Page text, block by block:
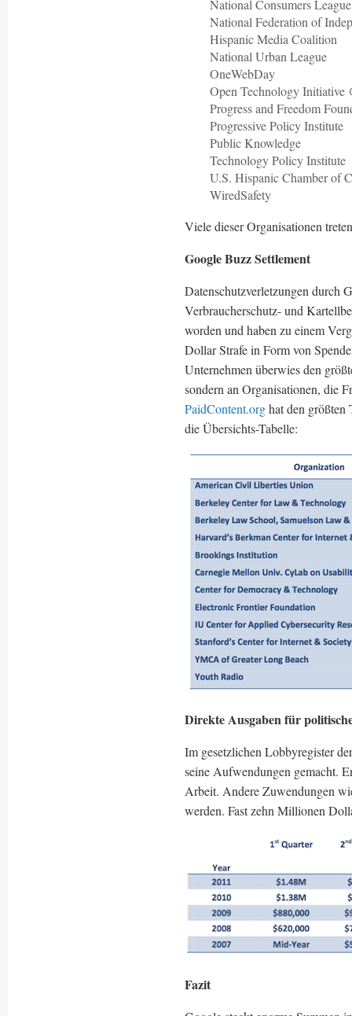
National Consumers League
National Federation of
Hispanic Media Coalition
National Urban League
OneWebDay
Open Technology Initiative
Progress and Freedom
Progressive Policy Institute
Public Knowledge
Technology Policy Institute
U.S. Hispanic Chamber of
WiredSafety
Viele dieser Organisationen
Google Buzz Settlement
Datenschutzverletzungen durch
Verbraucherschutz- und
worden und haben zu einem
Dollar Strafe in Form von
Unternehmen überwies den
sondern an Organisationen, die
PaidContent.orghat den größten
die Übersichts-Tabelle:
Direkte Ausgaben für
Im gesetzlichen Lobbyregister
seine Aufwendungen gemacht.
Arbeit. Andere Zuwendungen
werden. Fast zehn Millionen
Fazit